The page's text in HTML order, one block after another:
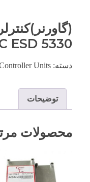
ESD 5330
دسته: Units
توضیحات
محصولات